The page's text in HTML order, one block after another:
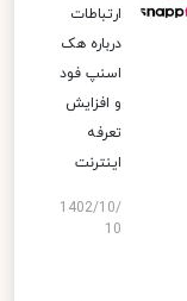
ارتباطات
درباره هک
اسنپ‌ فود
و افزایش
تعرفه
اینترنت
1402/10/
10